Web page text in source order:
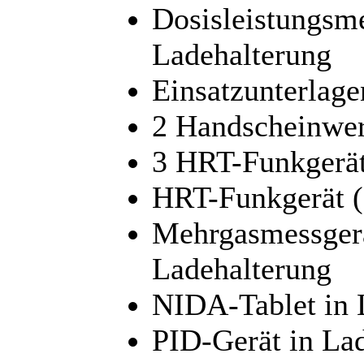
Ladehalterung
2
3 HRT-
HRT-Funkgerät
Ladehalterung
NIDA-Tablet in
PID-Gerät in